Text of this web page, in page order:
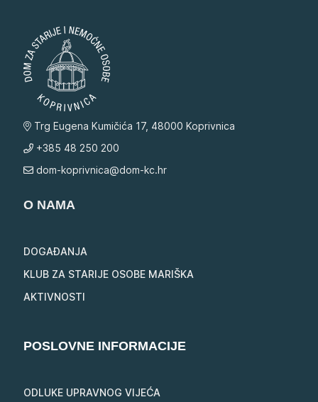
Trg Eugena Kumičića 17, 48000 Koprivnica
+385 48 250 200
dom-koprivnica@dom-kc.hr
O NAMA
DOGAĐANJA
KLUB ZA STARIJE OSOBE MARIŠKA
AKTIVNOSTI
POSLOVNE INFORMACIJE
ODLUKE UPRAVNOG VIJEĆA